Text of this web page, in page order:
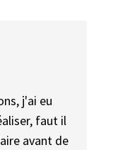
j'ai eu
faut il
avant de